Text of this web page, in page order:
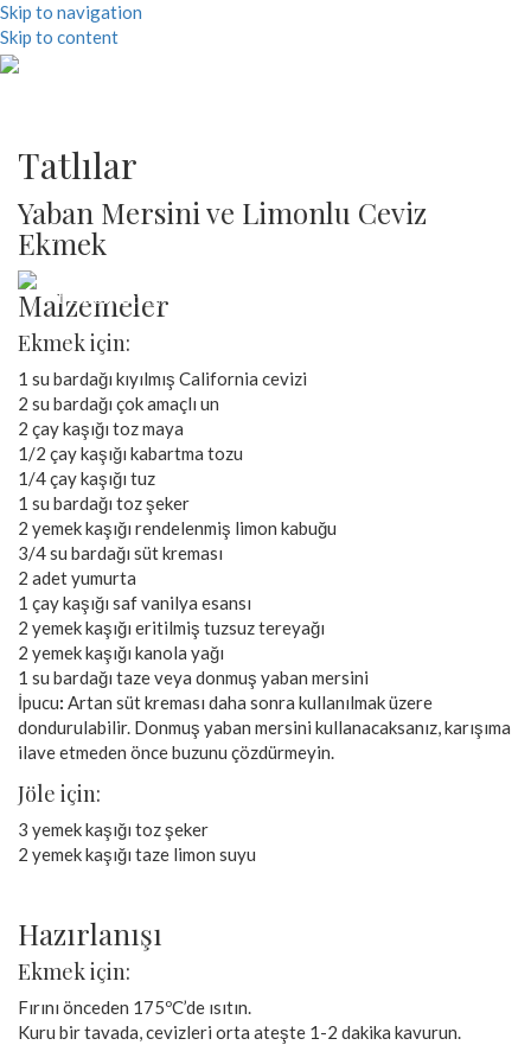
Skip to navigation
Skip to content
Beslenme
Tatlılar
Yaban Mersini ve Limonlu Ceviz
Ekmek
Malzemeler
Ekmek için:
1 su bardağı kıyılmış California cevizi
2 su bardağı çok amaçlı un
2 çay kaşığı toz maya
1/2 çay kaşığı kabartma tozu
1/4 çay kaşığı tuz
1 su bardağı toz şeker
2 yemek kaşığı rendelenmiş limon kabuğu
3/4 su bardağı süt kreması
2 adet yumurta
1 çay kaşığı saf vanilya esansı
2 yemek kaşığı eritilmiş tuzsuz tereyağı
2 yemek kaşığı kanola yağı
1 su bardağı taze veya donmuş yaban mersini
İpucu: Artan süt kreması daha sonra kullanılmak üzere
dondurulabilir. Donmuş yaban mersini kullanacaksanız, karışıma
ilave etmeden önce buzunu çözdürmeyin.
Jöle için:
3 yemek kaşığı toz şeker
2 yemek kaşığı taze limon suyu
Hazırlanışı
Ekmek için:
Fırını önceden 175ºC’de ısıtın.
Kuru bir tavada, cevizleri orta ateşte 1-2 dakika kavurun.